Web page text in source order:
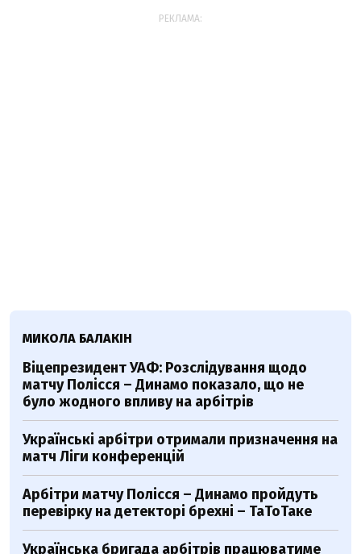
РЕКЛАМА:
МИКОЛА БАЛАКІН
Віцепрезидент УАФ: Розслідування щодо
матчу Полісся – Динамо показало, що не
було жодного впливу на арбітрів
Українські арбітри отримали призначення на
матч Ліги конференцій
Арбітри матчу Полісся – Динамо пройдуть
перевірку на детекторі брехні – ТаТоТаке
Українська бригада арбітрів працюватиме